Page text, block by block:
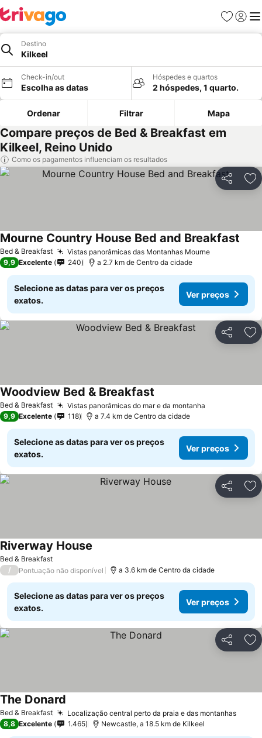
Favoritos
Iniciar
Destino
Kilkeel
Check-in/out
Escolha as datas
Hóspedes e quartos
2 hóspedes, 1 quarto.
Ordenar Filtrar Mapa
Compare preços de Bed & Breakfast em
Kilkeel, Reino Unido
Como os pagamentos influenciam os resultados
Partilhar
Bed & Breakfast Vistas panorâmicas das Montanhas Mourne
Mourne Country House Bed and Breakfast
9,9 Excelente 240 a 2.7 km de Centro da cidade
Selecione as datas para ver os preços
exatos.
Ver preços
Partilhar
Bed & Breakfast Vistas panorâmicas do mar e da montanha
Woodview Bed & Breakfast
9,9 Excelente 118 a 7.4 km de Centro da cidade
Selecione as datas para ver os preços
exatos.
Ver preços
Partilhar
Bed & Breakfast
Riverway House
/ Pontuação não disponível a 3.6 km de Centro da cidade
Selecione as datas para ver os preços
exatos.
Ver preços
Partilhar
Bed & Breakfast Localização central perto da praia e das montanhas
The Donard
8,8 Excelente 1.465 Newcastle, a 18.5 km de Kilkeel